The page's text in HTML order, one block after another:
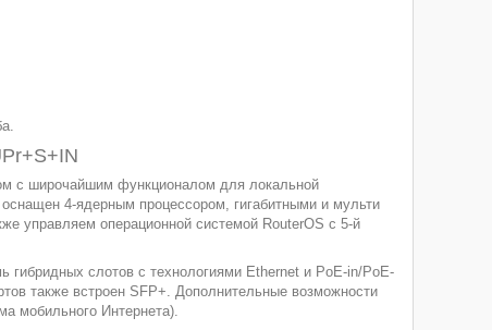
с широчайшим функционалом для локальной
4-ядерным процессором, гигабитными и мульти
управляем операционной системой RouterOS с 5-й
слотов с технологиями Ethernet и PoE-in/PoE-
также встроен SFP+. Дополнительные возможности
мобильного Интернета).